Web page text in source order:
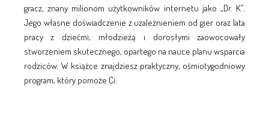
gracz, znany milionom użytkowników internetu jako „Dr. K”.
Jego własne doświadczenie z uzależnieniem od gier oraz lata
pracy z dziećmi, młodzieżą i dorosłymi zaowocowały
stworzeniem skutecznego, opartego na nauce planu wsparcia
rodziców. W książce znajdziesz praktyczny, ośmiotygodniowy
program, który pomoże Ci: